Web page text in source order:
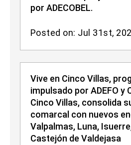
por ADECOBEL.
Posted on: Jul 31st,
Vive en Cinco Villas,
impulsado por ADEFO y
Cinco Villas, consolida
comarcal con nuevos
Valpalmas, Luna,
Castejón de Valdejasa